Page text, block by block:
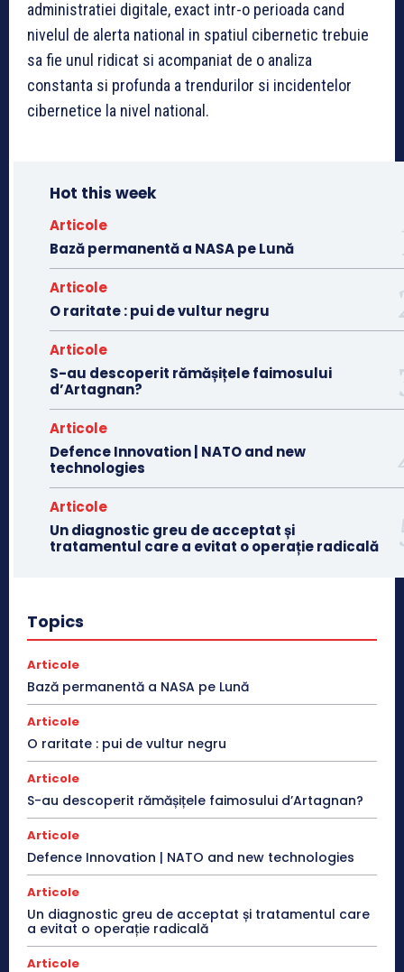
administratiei digitale, exact intr-o perioada cand
nivelul de alerta national in spatiul cibernetic trebuie
sa fie unul ridicat si acompaniat de o analiza
constanta si profunda a trendurilor si incidentelor
cibernetice la nivel national.
Hot this week
Articole
Bază permanentă a NASA pe Lună
Articole
O raritate : pui de vultur negru
Articole
S-au descoperit rămășițele faimosului
d’Artagnan?
Articole
Defence Innovation | NATO and new
technologies
Articole
Un diagnostic greu de acceptat și
tratamentul care a evitat o operație radicală
Topics
Articole
Bază permanentă a NASA pe Lună
Articole
O raritate : pui de vultur negru
Articole
S-au descoperit rămășițele faimosului d’Artagnan?
Articole
Defence Innovation | NATO and new technologies
Articole
Un diagnostic greu de acceptat și tratamentul care
a evitat o operație radicală
Articole